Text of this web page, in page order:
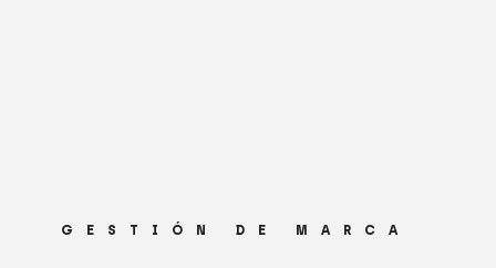
GESTIÓN DE MARCA